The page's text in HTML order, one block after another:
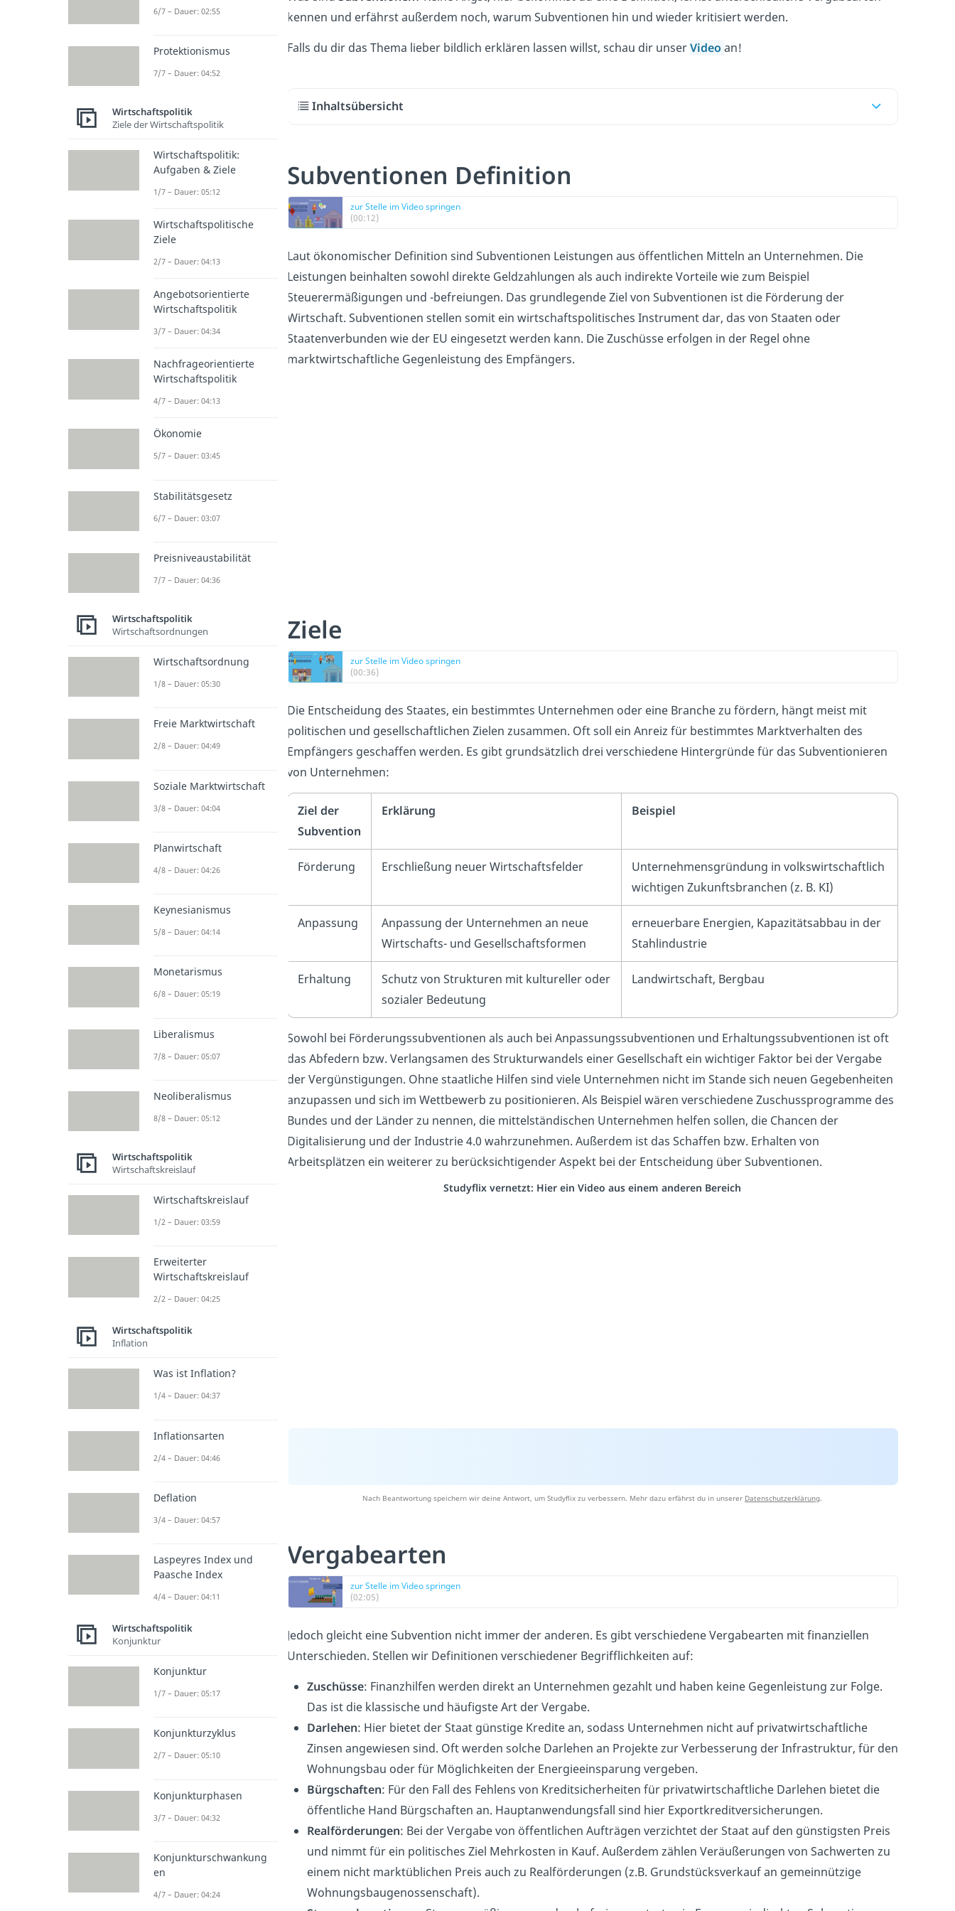
kennen und erfährst außerdem noch, warum Subventionen hin und wieder kritisiert werden.
Falls du dir das Thema lieber bildlich erklären lassen willst, schau dir unserVideo an!
Inhaltsübersicht
Subventionen Definition
zur Stelle im Video springen
(00:12)
Laut ökonomischer Definition sind Subventionen Leistungen aus öffentlichen Mitteln an Unternehmen. Die
Leistungen beinhalten sowohl direkte Geldzahlungen als auch indirekte Vorteile wie zum Beispiel
Steuerermäßigungen und -befreiungen. Das grundlegende Ziel von Subventionen ist die Förderung der
Wirtschaft. Subventionen stellen somit ein wirtschaftspolitisches Instrument dar, das von Staaten oder
Staatenverbunden wie der EU eingesetzt werden kann. Die Zuschüsse erfolgen in der Regel ohne
marktwirtschaftliche Gegenleistung des Empfängers.
Ziele
zur Stelle im Video springen
(00:36)
Die Entscheidung des Staates, ein bestimmtes Unternehmen oder eine Branche zu fördern, hängt meist mit
politischen und gesellschaftlichen Zielen zusammen. Oft soll ein Anreiz für bestimmtes Marktverhalten des
Empfängers geschaffen werden. Es gibt grundsätzlich drei verschiedene Hintergründe für das Subventionieren
von Unternehmen:
Ziel der
Subvention
Erklärung Beispiel
Förderung Erschließung neuer Wirtschaftsfelder
Unternehmensgründung in volkswirtschaftlich
wichtigen Zukunftsbranchen (z. B. KI)
Anpassung
Anpassung der Unternehmen an neue
Wirtschafts- und Gesellschaftsformen
erneuerbare Energien, Kapazitätsabbau in der
Stahlindustrie
Erhaltung
Schutz von Strukturen mit kultureller oder
sozialer Bedeutung
Landwirtschaft, Bergbau
Sowohl bei Förderungssubventionen als auch bei Anpassungssubventionen und Erhaltungssubventionen ist oft
das Abfedern bzw. Verlangsamen des Strukturwandels einer Gesellschaft ein wichtiger Faktor bei der Vergabe
der Vergünstigungen. Ohne staatliche Hilfen sind viele Unternehmen nicht im Stande sich neuen Gegebenheiten
anzupassen und sich im Wettbewerb zu positionieren. Als Beispiel wären verschiedene Zuschussprogramme des
Bundes und der Länder zu nennen, die mittelständischen Unternehmen helfen sollen, die Chancen der
Digitalisierung und der Industrie 4.0 wahrzunehmen. Außerdem ist das Schaffen bzw. Erhalten von
Arbeitsplätzen ein weiterer zu berücksichtigender Aspekt bei der Entscheidung über Subventionen.
Studyflix vernetzt: Hier ein Video aus einem anderen Bereich
Nach Beantwortung speichern wir deine Antwort, um Studyflix zu verbessern. Mehr dazu erfährst du in unserer Datenschutzerklärung.
Vergabearten
zur Stelle im Video springen
(02:05)
Jedoch gleicht eine Subvention nicht immer der anderen. Es gibt verschiedene Vergabearten mit finanziellen
Unterschieden. Stellen wir Definitionen verschiedener Begrifflichkeiten auf:
Zuschüsse: Finanzhilfen werden direkt an Unternehmen gezahlt und haben keine Gegenleistung zur Folge.
Das ist die klassische und häufigste Art der Vergabe.
Darlehen: Hier bietet der Staat günstige Kredite an, sodass Unternehmen nicht auf privatwirtschaftliche
Zinsen angewiesen sind. Oft werden solche Darlehen an Projekte zur Verbesserung der Infrastruktur, für den
Wohnungsbau oder für Möglichkeiten der Energieeinsparung vergeben.
Bürgschaften: Für den Fall des Fehlens von Kreditsicherheiten für privatwirtschaftliche Darlehen bietet die
öffentliche Hand Bürgschaften an. Hauptanwendungsfall sind hier Exportkreditversicherungen.
Realförderungen: Bei der Vergabe von öffentlichen Aufträgen verzichtet der Staat auf den günstigsten Preis
und nimmt für ein politisches Ziel Mehrkosten in Kauf. Außerdem zählen Veräußerungen von Sachwerten zu
einem nicht marktüblichen Preis auch zu Realförderungen (z.B. Grundstücksverkauf an gemeinnützige
Wohnungsbaugenossenschaft).
6/7 – Dauer: 02:55
Protektionismus
7/7 – Dauer: 04:52
Wirtschaftspolitik
Ziele der Wirtschaftspolitik
Wirtschaftspolitik:
Aufgaben & Ziele
1/7 – Dauer: 05:12
Wirtschaftspolitische
Ziele
2/7 – Dauer: 04:13
Angebotsorientierte
Wirtschaftspolitik
3/7 – Dauer: 04:34
Nachfrageorientierte
Wirtschaftspolitik
4/7 – Dauer: 04:13
Ökonomie
5/7 – Dauer: 03:45
Stabilitätsgesetz
6/7 – Dauer: 03:07
Preisniveaustabilität
7/7 – Dauer: 04:36
Wirtschaftspolitik
Wirtschaftsordnungen
Wirtschaftsordnung
1/8 – Dauer: 05:30
Freie Marktwirtschaft
2/8 – Dauer: 04:49
Soziale Marktwirtschaft
3/8 – Dauer: 04:04
Planwirtschaft
4/8 – Dauer: 04:26
Keynesianismus
5/8 – Dauer: 04:14
Monetarismus
6/8 – Dauer: 05:19
Liberalismus
7/8 – Dauer: 05:07
Neoliberalismus
8/8 – Dauer: 05:12
Wirtschaftspolitik
Wirtschaftskreislauf
Wirtschaftskreislauf
1/2 – Dauer: 03:59
Erweiterter
Wirtschaftskreislauf
2/2 – Dauer: 04:25
Wirtschaftspolitik
Inflation
Was ist Inflation?
1/4 – Dauer: 04:37
Inflationsarten
2/4 – Dauer: 04:46
Deflation
3/4 – Dauer: 04:57
Laspeyres Index und
Paasche Index
4/4 – Dauer: 04:11
Wirtschaftspolitik
Konjunktur
Konjunktur
1/7 – Dauer: 05:17
Konjunkturzyklus
2/7 – Dauer: 05:10
Konjunkturphasen
3/7 – Dauer: 04:32
Konjunkturschwankung
en
4/7 – Dauer: 04:24